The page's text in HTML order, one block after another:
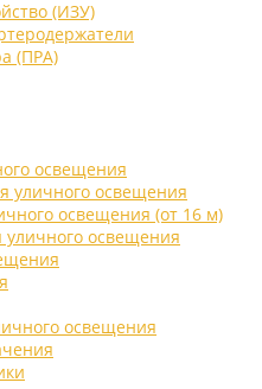
(ИЗУ)
(ПРА)
освещения
уличного освещения
освещения (от 16 м)
уличного освещения
освещения